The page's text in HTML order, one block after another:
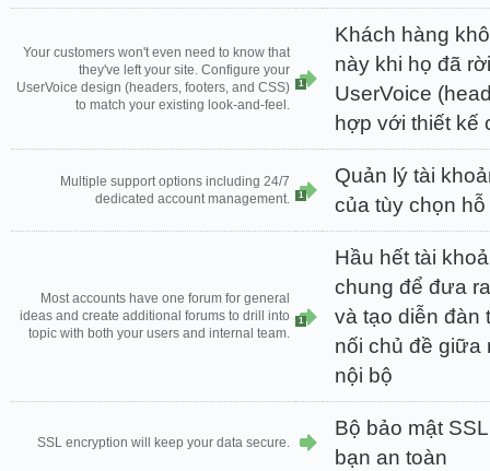
Your customers won't even need to know that
they've left your site. Configure your
UserVoice design (headers, footers, and CSS)
to match your existing look-and-feel.
1
Khách hàng
này khi họ đã
UserVoice
hợp với thiết kế
Multiple support options including 24/7
dedicated account management.
1
Quản lý tài
của tùy chọn hỗ
Most accounts have one forum for general
ideas and create additional forums to drill into
topic with both your users and internal team.
1
Hầu hết tài
chung để đưa
và tạo diễn đàn
nối chủ đề giữa
nội bộ
SSL encryption will keep your data secure.
Bộ bảo mật
bạn an toàn